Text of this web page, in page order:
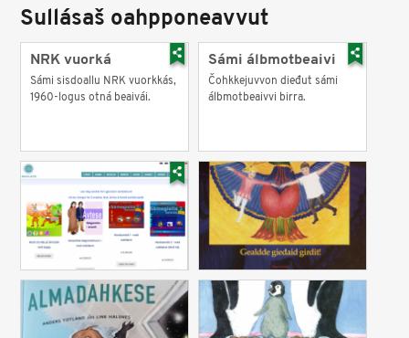
Sullásaš oahpponeavvut
NRK vuorká
Sámi sisdoallu NRK vuorkkás,
1960-logus otná beaivái.
Sámi álbmotbeaivi
Čohkkejuvvon dieđut sámi
álbmotbeaivvi birra.